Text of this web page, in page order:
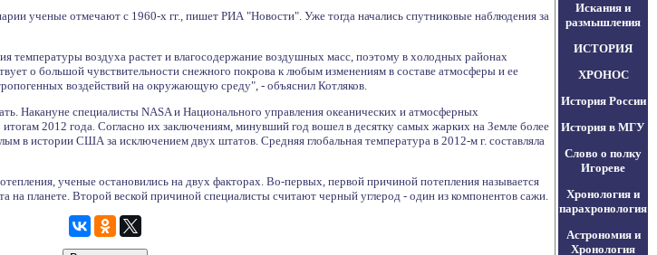
ученые отмечают с 1960-х гг., пишет РИА "Новости". Уже тогда начались спутниковые наблюдения за
температуры воздуха растет и влагосодержание воздушных масс, поэтому в холодных районах
о большой чувствительности снежного покрова к любым изменениям в составе атмосферы и ее
воздействий на окружающую среду", - объяснил Котляков.
Накануне специалисты NASA и Национального управления океанических и атмосферных
2012 года. Согласно их заключениям, минувший год вошел в десятку самых жарких на Земле более
в истории США за исключением двух штатов. Средняя глобальная температура в 2012-м г. составляла
ученые остановились на двух факторах. Во-первых, первой причиной потепления называется
на планете. Второй веской причиной специалисты считают черный углерод - один из компонентов сажи.
Искания и
размышления
ИСТОРИЯ
ХРОНОС
История России
История в МГУ
Слово о полку
Игореве
Хронология и
парахронология
Астрономия и
Хронология